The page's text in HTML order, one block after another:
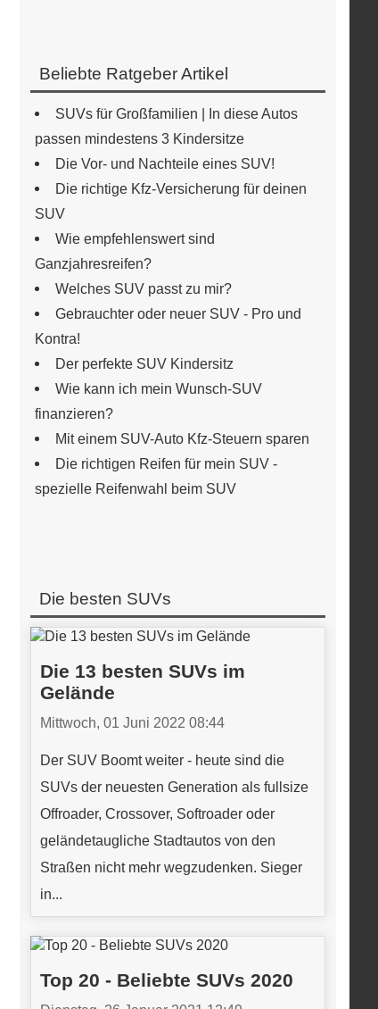
Beliebte Ratgeber Artikel
SUVs für Großfamilien | In diese Autos
passen mindestens 3 Kindersitze
Die Vor- und Nachteile eines SUV!
Die richtige Kfz-Versicherung für deinen
SUV
Wie empfehlenswert sind
Ganzjahresreifen?
Welches SUV passt zu mir?
Gebrauchter oder neuer SUV - Pro und
Kontra!
Der perfekte SUV Kindersitz
Wie kann ich mein Wunsch-SUV
finanzieren?
Mit einem SUV-Auto Kfz-Steuern sparen
Die richtigen Reifen für mein SUV -
spezielle Reifenwahl beim SUV
Die besten SUVs
Die 13 besten SUVs im
Gelände
Mittwoch, 01 Juni 2022 08:44
Der SUV Boomt weiter - heute sind die
SUVs der neuesten Generation als fullsize
Offroader, Crossover, Softroader oder
geländetaugliche Stadtautos von den
Straßen nicht mehr wegzudenken. Sieger
in...
Top 20 - Beliebte SUVs 2020